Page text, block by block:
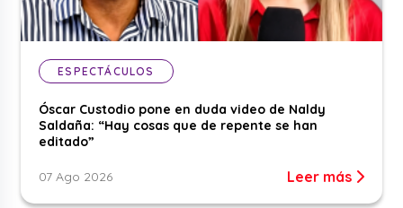
ESPECTÁCULOS
Óscar Custodio pone en duda video de Naldy
Saldaña: “Hay cosas que de repente se han
editado”
07 Ago 2026 Leer más